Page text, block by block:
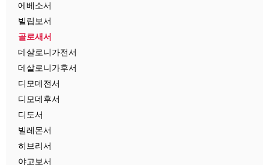
에베소서
빌립보서
골로새서
데살로니가전서
데살로니가후서
디모데전서
디모데후서
디도서
빌레몬서
히브리서
야고보서